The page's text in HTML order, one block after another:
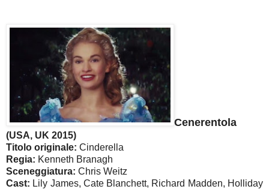
Cenerentola
(USA, UK 2015)
Titolo originale: Cinderella
Regia: Kenneth Branagh
Sceneggiatura: Chris Weitz
Cast: Lily James, Cate Blanchett, Richard Madden, Holliday